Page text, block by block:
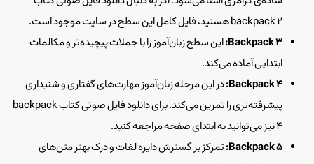
backpack 2 هستید، فایل کامل این سطح در سایت موجود است.
Backpack 3: این سطح زبان‌آموز را با جملات پیچیده‌تر و مکالمات
ابتدایی آماده می‌کند.
Backpack 4: در این مرحله زبان‌آموز مهارت‌های گفتاری و شنیداری
پیشرفته‌تری را تمرین می‌کند. برای دانلود فایل صوتی کتاب backpack
4 نیز می‌توانید به ابتدای صفحه مراجعه کنید.
Backpack 5: تمرکز بر گسترش دایره لغات و درک بهتر متن‌های